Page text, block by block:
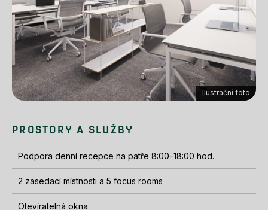
Ilustrační foto
PROSTORY A SLUŽBY
Podpora denní recepce na patře 8:00–18:00 hod.
2 zasedací místnosti a 5 focus rooms
Otevíratelná okna